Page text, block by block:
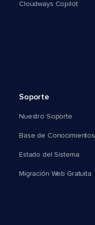
Cloudways Copilot
Soporte
Nuestro Soporte
Base de Conocimientos
Estado del Sistema
Migración Web Gratuita